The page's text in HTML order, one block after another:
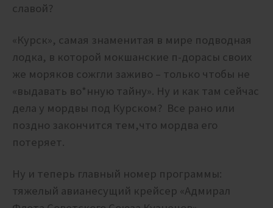
славой?
«Курск», самая знаменитая в мире подводная
лодка, в которой мокшанские п-дорасы своих
же моряков сожгли заживо – только чтобы не
«выдавать во*нную тайну». Ну и как там сейчас
дела у мордвы под Курском? Все рано или
поздно закончится тем,что мордва его
потеряет.
Ну и теперь главный номер программы:
тяжелый авианесущий крейсер «Адмирал